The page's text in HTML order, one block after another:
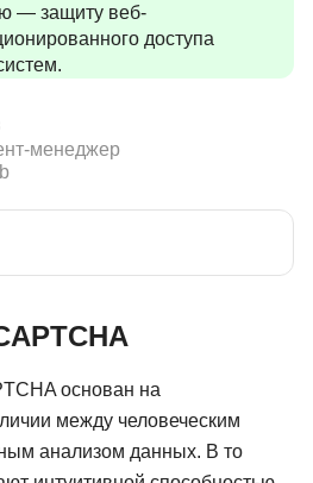
— защиту веб-
доступа
менеджер
основан на
между человеческим
анализом данных. В то